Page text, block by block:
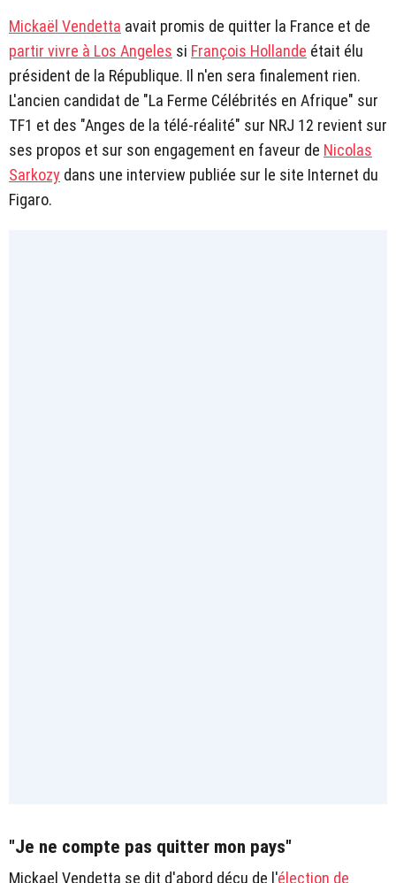
Mickaël Vendetta avait promis de quitter la France et de
partir vivre à Los Angeles si François Hollande était élu
président de la République. Il n'en sera finalement rien.
L'ancien candidat de "La Ferme Célébrités en Afrique" sur
TF1 et des "Anges de la télé-réalité" sur NRJ 12 revient sur
ses propos et sur son engagement en faveur de Nicolas
Sarkozy dans une interview publiée sur le site Internet du
Figaro.
"Je ne compte pas quitter mon pays"
Mickael Vendetta se dit d'abord déçu de l'élection de